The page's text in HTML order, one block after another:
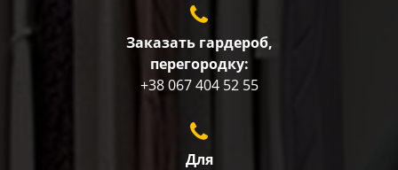
Заказать гардероб,
перегородку:
+38 067 404 52 55
Для